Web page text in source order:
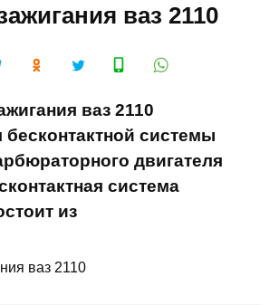
ваз 2110
ваз 2110
бесконтактной системы
двигателя
система
из
ваз 2110